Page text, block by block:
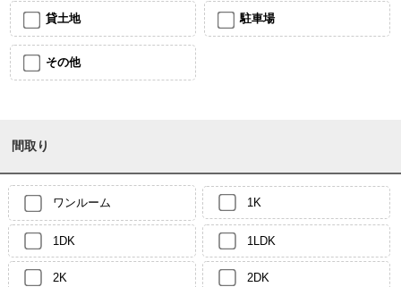
貸土地 駐車場
その他
間取り
ワンルーム 1K
1DK 1LDK
2K 2DK